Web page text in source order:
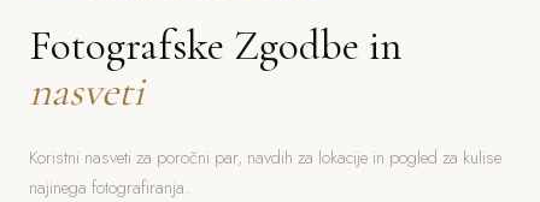
Fotografske Zgodbe in
nasveti
Koristni nasveti za poročni par, navdih za lokacije in pogled za kulise
najinega fotografiranja.